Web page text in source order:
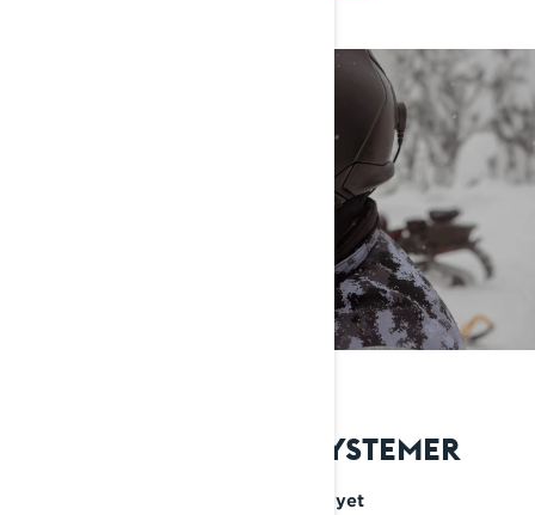
KOMMUNIKASJONSSYSTEMER
Det ultimate kommunikasjonsverktøyet